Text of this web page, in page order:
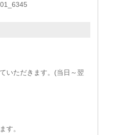
いただきます。(当日～翌
す。